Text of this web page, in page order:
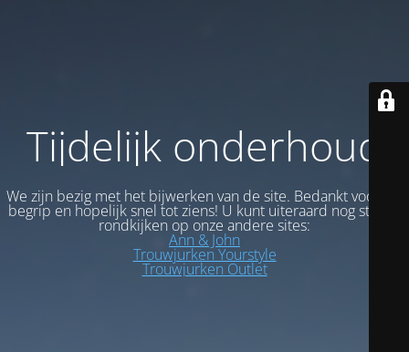
Tijdelijk onderhoud
We zijn bezig met het bijwerken van de site. Bedankt voor uw
begrip en hopelijk snel tot ziens! U kunt uiteraard nog steeds
rondkijken op onze andere sites:
Ann & John
Trouwjurken Yourstyle
Trouwjurken Outlet